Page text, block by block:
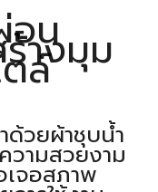
อน
างมุม
ล์
ด้วยผ้าชุบน้ำ
วามสวยงาม
เจอสภาพ